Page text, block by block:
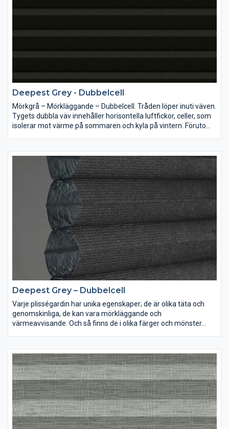
Deepest Grey - Dubbelcell
Mörkgrå – Mörkläggande – Dubbelcell. Tråden löper inuti väven.
Tygets dubbla väv innehåller horisontella luftfickor, celler, som
isolerar mot värme på sommaren och kyla på vintern. Förutom
Deepest Grey – Dubbelcell
Varje plisségardin har unika egenskaper; de är olika täta och
genomskinliga, de kan vara mörkläggande och
värmeavvisande. Och så finns de i olika färger och mönster